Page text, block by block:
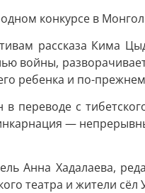
конкурсе в
рассказа Кима
ребенка и по-
с
—
Анна Хадалаева,
театра и жители сёл